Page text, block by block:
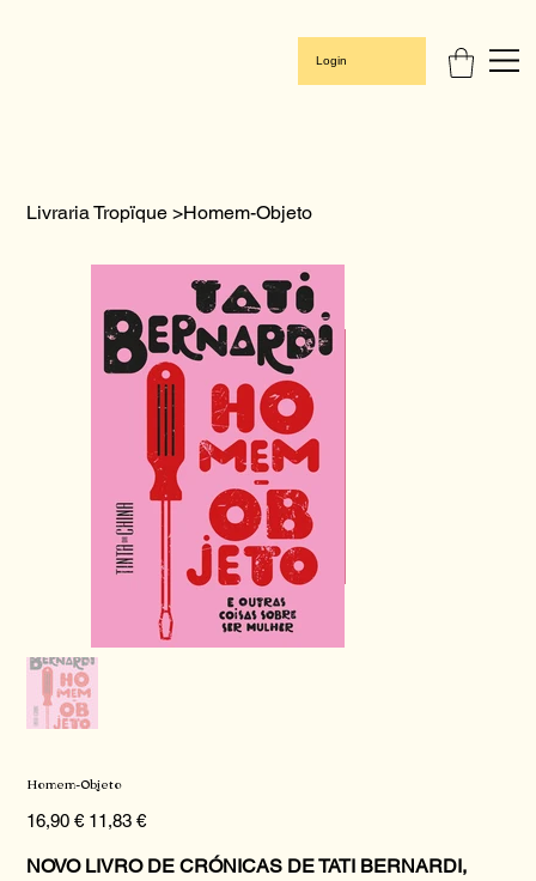
Login
Livraria Tropïque >Homem-Objeto
Homem-Objeto
Preço
original
16,90 €
Preço
promocional
11,83 €
NOVO LIVRO DE CRÓNICAS DE TATI BERNARDI,